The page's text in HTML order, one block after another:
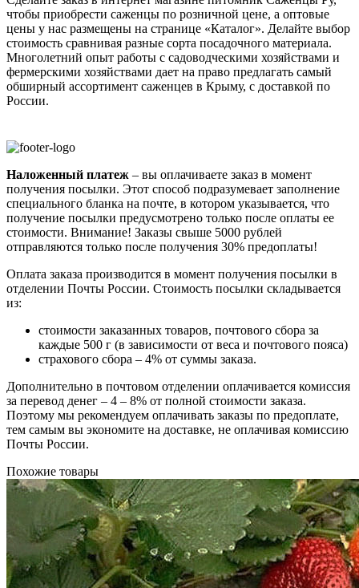
чтобы приобрести саженцы по розничной цене, а оптовые
цены у нас размещены на странице «Каталог». Делайте выбор
стоимость сравнивая разные сорта посадочного материала.
Многолетний опыт работы с садоводческими хозяйствами и
фермерскими хозяйствами дает на право предлагать самый
обширный ассортимент саженцев в Крыму, с доставкой по
России.
Наложенный платеж – вы оплачиваете заказ в момент
получения посылки. Этот способ подразумевает заполнение
специального бланка на почте, в котором указывается, что
получение посылки предусмотрено только после оплаты ее
стоимости. Внимание! Заказы свыше 5000 рублей
отправляются только после получения 30% предоплаты!
Оплата заказа производится в момент получения посылки в
отделении Почты России. Стоимость посылки складывается
из:
стоимости заказанных товаров, почтового сбора за
каждые 500 г (в зависимости от веса и почтового пояса)
страхового сбора – 4% от суммы заказа.
Дополнительно в почтовом отделении оплачивается комиссия
за перевод денег – 4 – 8% от полной стоимости заказа.
Поэтому мы рекомендуем оплачивать заказы по предоплате,
тем самым вы экономите на доставке, не оплачивая комиссию
Почты России.
Похожие товары